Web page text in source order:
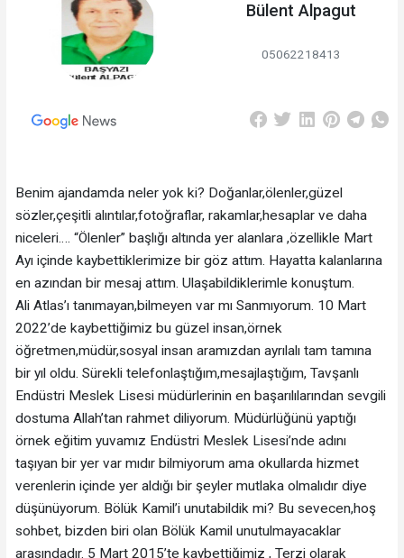
Bülent Alpagut
05062218413
Benim ajandamda neler yok ki? Doğanlar,ölenler,güzel
sözler,çeşitli alıntılar,fotoğraflar, rakamlar,hesaplar ve daha
niceleri…. “Ölenler” başlığı altında yer alanlara ,özellikle Mart
Ayı içinde kaybettiklerimize bir göz attım. Hayatta kalanlarına
en azından bir mesaj attım. Ulaşabildiklerimle konuştum.
Ali Atlas’ı tanımayan,bilmeyen var mı Sanmıyorum. 10 Mart
2022’de kaybettiğimiz bu güzel insan,örnek
öğretmen,müdür,sosyal insan aramızdan ayrılalı tam tamına
bir yıl oldu. Sürekli telefonlaştığım,mesajlaştığım, Tavşanlı
Endüstri Meslek Lisesi müdürlerinin en başarılılarından sevgili
dostuma Allah’tan rahmet diliyorum. Müdürlüğünü yaptığı
örnek eğitim yuvamız Endüstri Meslek Lisesi’nde adını
taşıyan bir yer var mıdır bilmiyorum ama okullarda hizmet
verenlerin içinde yer aldığı bir şeyler mutlaka olmalıdır diye
düşünüyorum. Bölük Kamil’i unutabildik mi? Bu sevecen,hoş
sohbet, bizden biri olan Bölük Kamil unutulmayacaklar
arasındadır. 5 Mart 2015’te kaybettiğimiz , Terzi olarak